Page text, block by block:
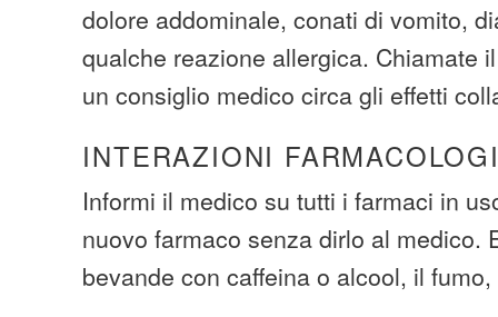
dolore addominale, conati di vomito,
qualche reazione allergica. Chiamate
un consiglio medico circa gli effetti
INTERAZIONI
Informi il medico su tutti i farmaci in
nuovo farmaco senza dirlo al medico.
bevande con caffeina o alcool, il